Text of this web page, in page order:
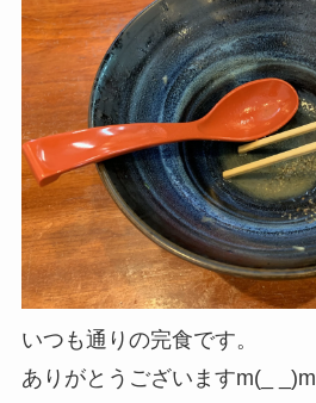
いつも通りの完食です。
ありがとうございますm(_ _)m